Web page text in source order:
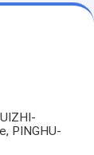
PINGHU-